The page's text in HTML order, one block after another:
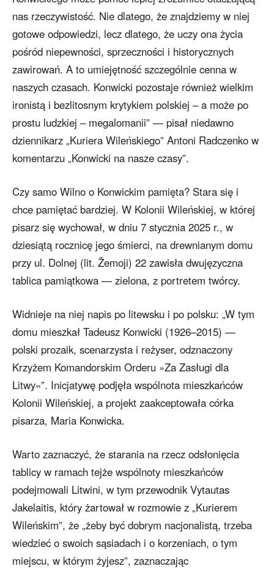
nas rzeczywistość. Nie dlatego, że znajdziemy w niej
gotowe odpowiedzi, lecz dlatego, że uczy ona życia
pośród niepewności, sprzeczności i historycznych
zawirowań. A to umiejętność szczególnie cenna w
naszych czasach. Konwicki pozostaje również wielkim
ironistą i bezlitosnym krytykiem polskiej – a może po
prostu ludzkiej – megalomanii” — pisał niedawno
dziennikarz „Kuriera Wileńskiego” Antoni Radczenko w
komentarzu „Konwicki na nasze czasy”.
Czy samo Wilno o Konwickim pamięta? Stara się i
chce pamiętać bardziej. W Kolonii Wileńskiej, w której
pisarz się wychował, w dniu 7 stycznia 2025 r., w
dziesiątą rocznicę jego śmierci, na drewnianym domu
przy ul. Dolnej (lit. Žemoji) 22 zawisła dwujęzyczna
tablica pamiątkowa — zielona, z portretem twórcy.
Widnieje na niej napis po litewsku i po polsku: „W tym
domu mieszkał Tadeusz Konwicki (1926–2015) —
polski prozaik, scenarzysta i reżyser, odznaczony
Krzyżem Komandorskim Orderu »Za Zasługi dla
Litwy«”. Inicjatywę podjęła wspólnota mieszkańców
Kolonii Wileńskiej, a projekt zaakceptowała córka
pisarza, Maria Konwicka.
Warto zaznaczyć, że starania na rzecz odsłonięcia
tablicy w ramach tejże wspólnoty mieszkańców
podejmowali Litwini, w tym przewodnik Vytautas
Jakelaitis, który żartował w rozmowie z „Kurierem
Wileńskim”, że „żeby być dobrym nacjonalistą, trzeba
wiedzieć o swoich sąsiadach i o korzeniach, o tym
miejscu, w którym żyjesz”, zaznaczając